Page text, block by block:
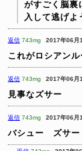
がすごく脳裏
入して逃げよ
返信 743mg 2017年06月
これがロシアンル
返信 743mg 2017年06月
見事なズサー
返信 743mg 2017年06月
バシュー ズサ